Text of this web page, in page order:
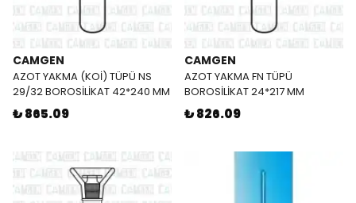
CAMGEN
AZOT YAKMA (KOİ) TÜPÜ NS
29/32 BOROSİLİKAT 42*240 MM
₺ 865.09
CAMGEN
AZOT YAKMA FN TÜPÜ
BOROSİLİKAT 24*217 MM
₺ 826.09